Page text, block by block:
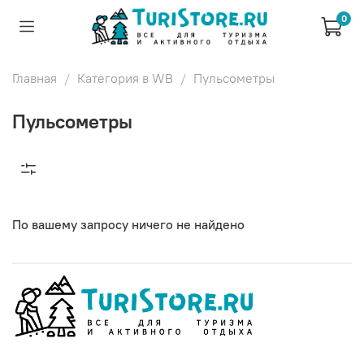
0
Главная Категория в WB Пульсометры
Пульсометры
По вашему запросу ничего не найдено